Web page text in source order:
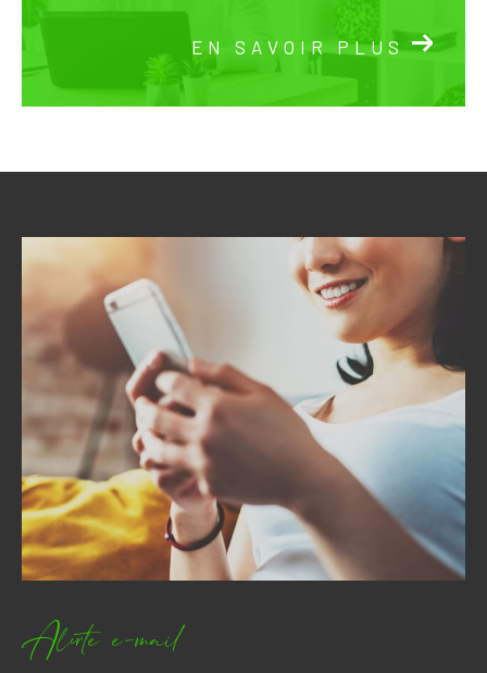
EN SAVOIR PLUS
Alerte e-mail